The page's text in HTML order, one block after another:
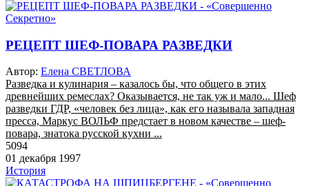
РЕЦЕПТ ШЕФ-ПОВАРА РАЗВЕДКИ
Автор: Елена СВЕТЛОВА
Разведка и кулинария – казалось бы, что общего в этих
древнейших ремеслах? Оказывается, не так уж и мало... Шеф
разведки ГДР, «человек без лица», как его называла западная
пресса, Маркус ВОЛЬФ предстает в новом качестве – шеф-
повара, знатока русской кухни ...
5094
01 декабря 1997
История